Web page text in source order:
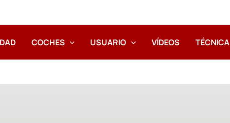
COCHES USUARIO VÍDEOS TÉCNICA